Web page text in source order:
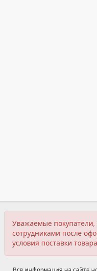
Уважаемые покупатели,
сотрудниками после
условия поставки